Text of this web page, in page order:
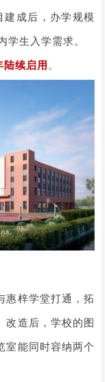
建成后，办学规模
学生入学需求。
陆续启用 。
惠梓学堂打通，拓
改造后，学校的图
室能同时容纳两个